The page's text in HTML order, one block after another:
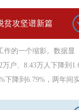
贫攻坚谱新篇
作的一个缩影。数据显
户、8.43万人下降到
下降到6.79%，两年间